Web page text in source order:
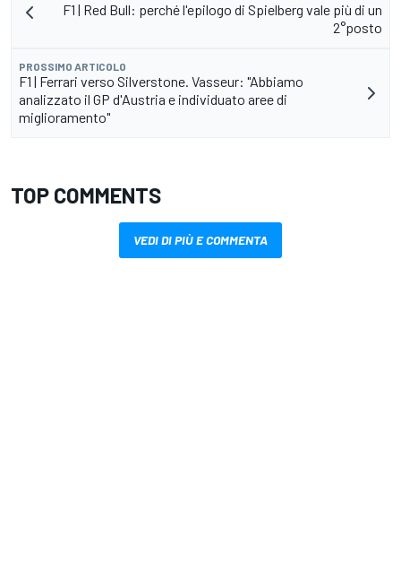
F1 | Red Bull: perché l'epilogo di Spielberg vale più di un
2°posto
PROSSIMO ARTICOLO
F1 | Ferrari verso Silverstone. Vasseur: "Abbiamo
analizzato il GP d'Austria e individuato aree di
miglioramento"
TOP COMMENTS
VEDI DI PIÙ E COMMENTA